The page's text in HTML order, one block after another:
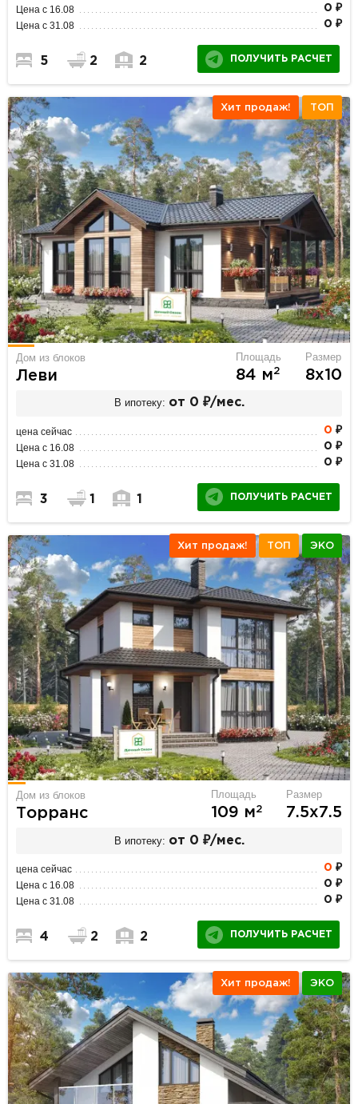
Цена с 16.08 0 ₽
Цена с 31.08 0 ₽
5 2 2 ПОЛУЧИТЬ РАСЧЕТ
Хит продаж! ТОП
Дом из блоков
Леви
Площадь
84 м2
Размер
8х10
В ипотеку: от 0 ₽/мес.
цена сейчас 0 ₽
Цена с 16.08 0 ₽
Цена с 31.08 0 ₽
3 1 1 ПОЛУЧИТЬ РАСЧЕТ
Хит продаж! ТОП ЭКО
Дом из блоков
Торранс
Площадь
109 м2
Размер
7.5х7.5
В ипотеку: от 0 ₽/мес.
цена сейчас 0 ₽
Цена с 16.08 0 ₽
Цена с 31.08 0 ₽
4 2 2 ПОЛУЧИТЬ РАСЧЕТ
Хит продаж! ЭКО